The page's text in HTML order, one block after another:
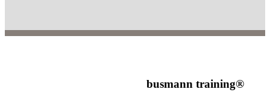
busmann training®